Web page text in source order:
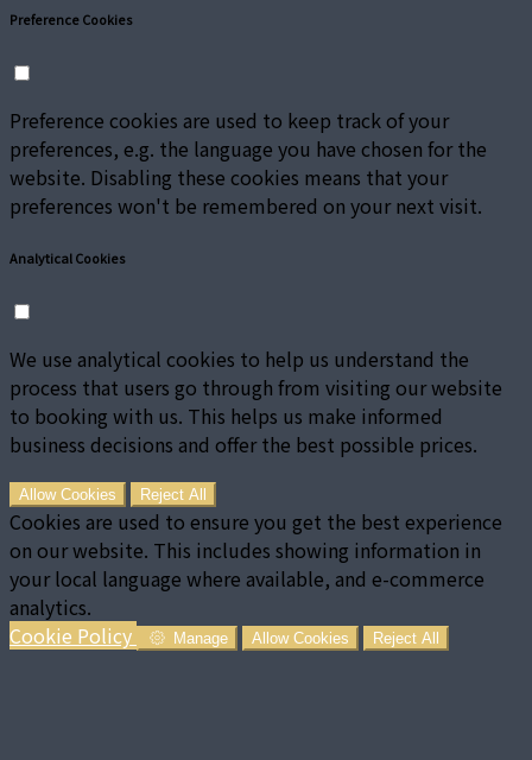
Preference Cookies
Preference cookies are used to keep track of your
preferences, e.g. the language you have chosen for the
website. Disabling these cookies means that your
preferences won't be remembered on your next visit.
Analytical Cookies
We use analytical cookies to help us understand the
process that users go through from visiting our website
to booking with us. This helps us make informed
business decisions and offer the best possible prices.
Allow Cookies Reject All
Cookies are used to ensure you get the best experience
on our website. This includes showing information in
your local language where available, and e-commerce
analytics.
Cookie Policy
Manage Allow Cookies Reject All